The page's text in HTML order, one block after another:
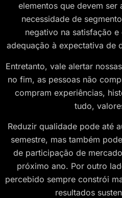
elementos que devem ser
necessidade de
negativo na satisfação
adequação à expectativa de
Entretanto, vale alertar
no fim, as pessoas não
compram experiências,
tudo,
Reduzir qualidade pode até
semestre, mas também
de participação de
próximo ano. Por outro
percebido sempre constrói
resultados